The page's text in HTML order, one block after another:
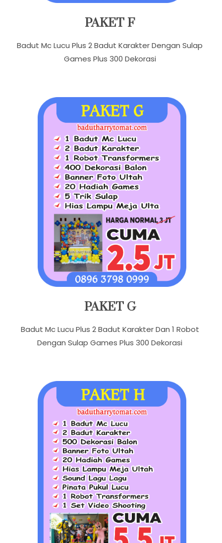
PAKET F
Badut Mc Lucu Plus 2 Badut Karakter Dengan Sulap
Games Plus 300 Dekorasi
PAKET G
Badut Mc Lucu Plus 2 Badut Karakter Dan 1 Robot
Dengan Sulap Games Plus 300 Dekorasi